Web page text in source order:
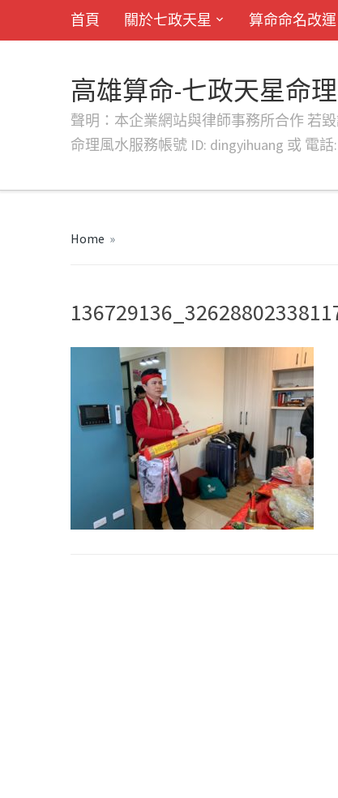
首頁 關於七政天星 算命命名改運
高雄算命-七政天星命
聲明：本企業網站與律師事務所合作 若毀
命理風水服務帳號 ID: dingyihuang 或 電話
Home »